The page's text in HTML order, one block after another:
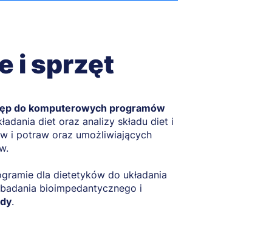
i sprzęt
do komputerowych programów
diet oraz analizy składu diet i
i potraw oraz umożliwiających
dla dietetyków do układania
bioimpedantycznego i
.